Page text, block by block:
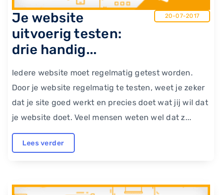
Je website
uitvoerig testen:
drie handig...
20-07-2017
Iedere website moet regelmatig getest worden.
Door je website regelmatig te testen, weet je zeker
dat je site goed werkt en precies doet wat jij wil dat
je website doet. Veel mensen weten wel dat z...
Lees verder